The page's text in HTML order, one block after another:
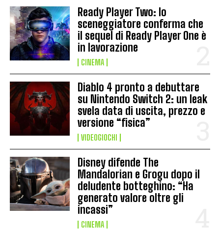
Ready Player Two: lo
sceneggiatore conferma che
il sequel di Ready Player One è
in lavorazione
CINEMA
Diablo 4 pronto a debuttare
su Nintendo Switch 2: un leak
svela data di uscita, prezzo e
versione “fisica”
VIDEOGIOCHI
Disney difende The
Mandalorian e Grogu dopo il
deludente botteghino: “Ha
generato valore oltre gli
incassi”
CINEMA